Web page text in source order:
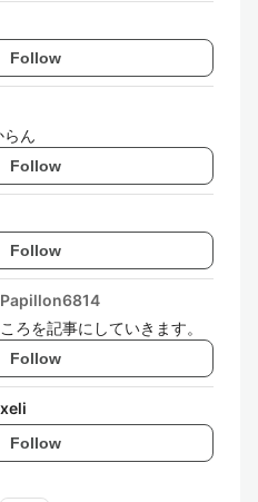
Follow
ん
Follow
Follow
Papillon6814
ろを記事にしていきます。
Follow
Follow